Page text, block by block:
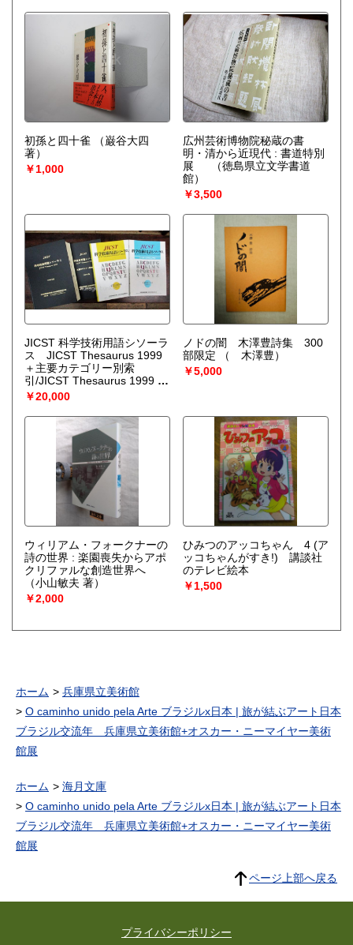
初孫と四十雀
（巌谷大四
著）
￥1,000
広州芸術博物院秘蔵の書
明・清から近現代 : 書道特別
展
（徳島県立文学書道
館）
￥3,500
JICST 科学技術用語シソーラ
ス JICST Thesaurus 1999
＋主要カテゴリー別索
引/JICST Thesaurus 1999 on
CD-ROM＋ユーザーズマニュ
アル ＜第６版＞
振興事業団）
￥20,000
ノドの闇 木澤豊詩集 300
部限定
（ 木澤豊）
￥5,000
ウィリアム・フォークナーの
詩の世界 : 楽園喪失からアポ
クリファルな創造世界へ
（小山敏夫 著）
￥2,000
ひみつのアッコちゃん 4 (ア
ッコちゃんがすき!) 講談社
のテレビ絵本
￥1,500
ホーム
兵庫県立美術館
O caminho unido pela Arte ブラジルx日本 | 旅が結ぶアート日本
ブラジル交流年 兵庫県立美術館+オスカー・ニーマイヤー美術
館展
ホーム
海月文庫
O caminho unido pela Arte ブラジルx日本 | 旅が結ぶアート日本
ブラジル交流年 兵庫県立美術館+オスカー・ニーマイヤー美術
館展
ページ上部へ戻る
プライバシーポリシー